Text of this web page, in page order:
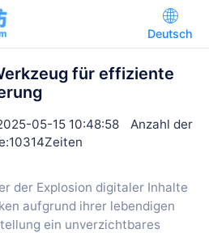
Deutsch
für effiziente
05-15 10:48:58
Anzahl der
der Explosion digitaler Inhalte
aufgrund ihrer lebendigen
ein unverzichtbares